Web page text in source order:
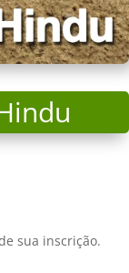
sua inscrição.